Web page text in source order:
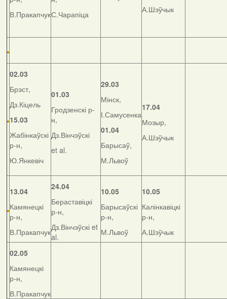
В.ПракапчукС.Чарапіца
А.Шэўчык
02.03
Брэст,
Дз.Кіцель
15.03
Жабінкаўскі
р-н,
Ю.Янкевіч
01.03
Гродзенскі р-
н,
Дз.Вінчэўскі
et al.
29.03
Мінск,
І.Самусенка
01.04
Барысаў,
М.Львоў
17.04
Мозыр,
А.Шэўчык
13.04
Камянецкі
р-н,
В.Пракапчук
24.04
Бераставіцкі
р-н,
Дз.Вінчэўскі et
al.
10.05
Барысаўскі
р-н,
М.Львоў
10.05
Калінкавіцкі
р-н,
А.Шэўчык
02.05
Камянецкі
р-н,
В.Пракапчук